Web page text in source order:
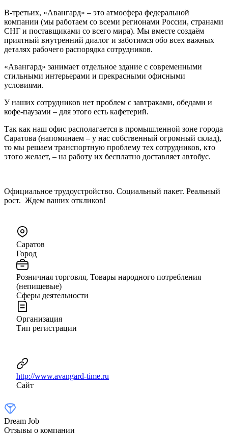
В-третьих, «Авангард» – это атмосфера федеральной
компании (мы работаем со всеми регионами России, странами
СНГ и поставщиками со всего мира). Мы вместе создаём
приятный внутренний диалог и заботимся обо всех важных
деталях рабочего распорядка сотрудников.
«Авангард» занимает отдельное здание с современными
стильными интерьерами и прекрасными офисными
условиями.
У наших сотрудников нет проблем с завтраками, обедами и
кофе-паузами – для этого есть кафетерий.
Так как наш офис располагается в промышленной зоне города
Саратова (напоминаем – у нас собственный огромный склад),
то мы решаем транспортную проблему тех сотрудников, кто
этого желает, – на работу их бесплатно доставляет автобус.
Официальное трудоустройство. Социальный пакет. Реальный
рост. Ждем ваших откликов!
Саратов
Город
Розничная торговля, Товары народного потребления
(непищевые)
Сферы деятельности
Организация
Тип регистрации
http://www.avangard-time.ru
Сайт
Dream Job
Отзывы о компании